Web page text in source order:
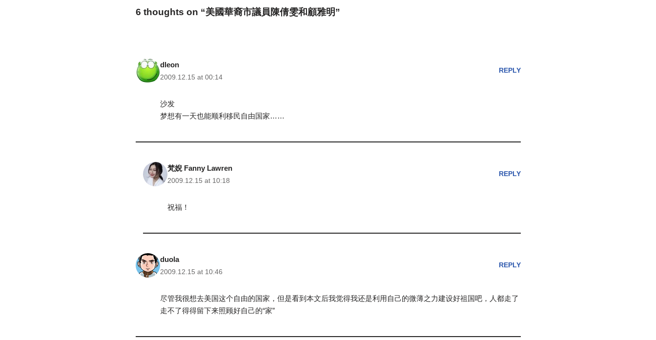
6 thoughts on “美國華裔市議員陳倩雯和顧雅明”
dleon
2009.12.15 at 00:14
REPLY
沙发
梦想有一天也能顺利移民自由国家……
梵婗 Fanny Lawren
2009.12.15 at 10:18
REPLY
祝福！
duola
2009.12.15 at 10:46
REPLY
尽管我很想去美国这个自由的国家，但是看到本文后我觉得我还是利用自己的微薄之力建设好祖国吧，人都走了
走不了得得留下来照顾好自己的“家”